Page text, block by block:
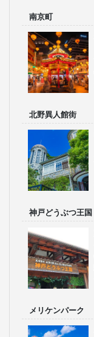
南京町
北野異人館街
神戸どうぶつ王国
メリケンパーク